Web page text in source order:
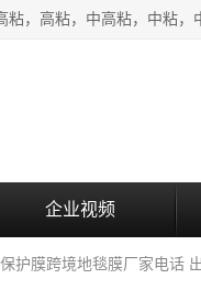
企业视频
护膜跨境地毯膜厂家电话